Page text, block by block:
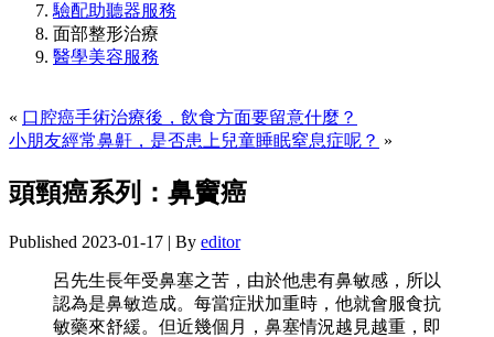
驗配助聽器服務
面部整形治療
醫學美容服務
« 口腔癌手術治療後，飲食方面要留意什麼？
小朋友經常鼻鼾，是否患上兒童睡眠窒息症呢？ »
頭頸癌系列：鼻竇癌
Published 2023-01-17 | By editor
呂先生長年受鼻塞之苦，由於他患有鼻敏感，所以
認為是鼻敏造成。每當症狀加重時，他就會服食抗
敏藥來舒緩。但近幾個月，鼻塞情況越見越重，即